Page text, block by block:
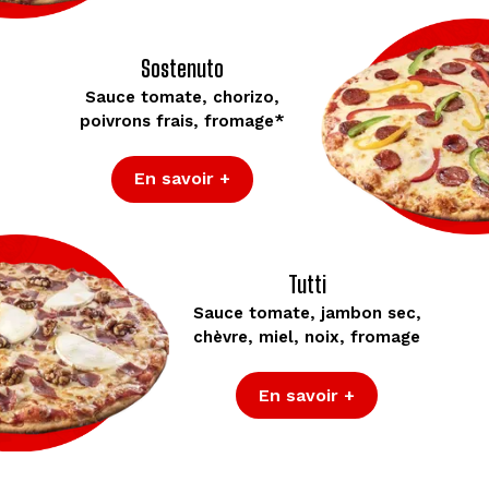
Sostenuto
Sauce tomate, chorizo,
poivrons frais, fromage*
En savoir +
Tutti
Sauce tomate, jambon sec,
chèvre, miel, noix, fromage
En savoir +